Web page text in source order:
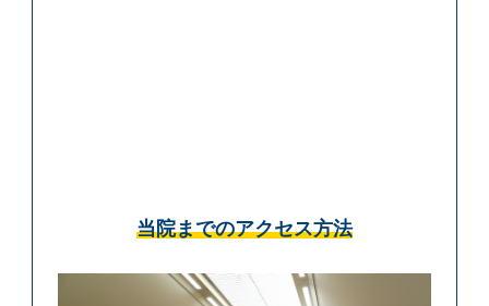
当院までのアクセス方法